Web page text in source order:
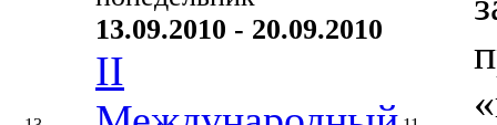
13.09.2010 - 20.09.2010
II